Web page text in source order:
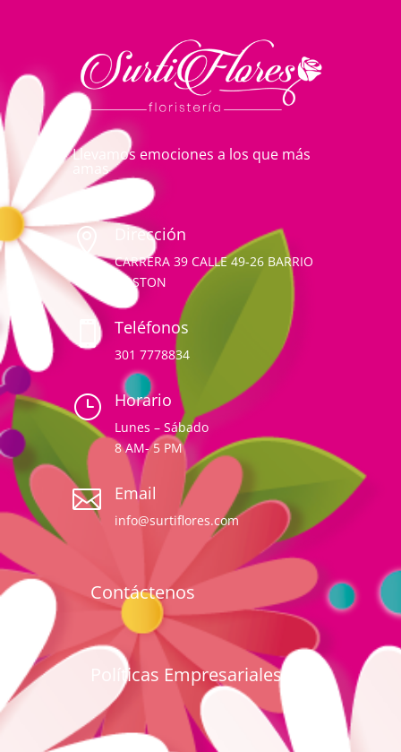
Llevamos emociones a los que más
amas
 Dirección
CARRERA 39 CALLE 49-26 BARRIO
BOSTON
 Teléfonos
301 7778834
} Horario
Lunes – Sábado
8 AM- 5 PM
 Email
info@surtiflores.com
Contáctenos
Políticas Empresariales